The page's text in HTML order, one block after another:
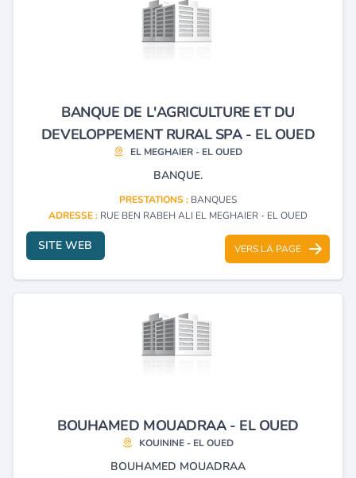
BANQUE DE L'AGRICULTURE ET DU
DEVELOPPEMENT RURAL SPA - EL OUED
EL MEGHAIER - EL OUED
BANQUE.
PRESTATIONS : BANQUES
ADRESSE : RUE BEN RABEH ALI EL MEGHAIER - EL OUED
SITE WEB VERS LA PAGE
BOUHAMED MOUADRAA - EL OUED
KOUININE - EL OUED
BOUHAMED MOUADRAA